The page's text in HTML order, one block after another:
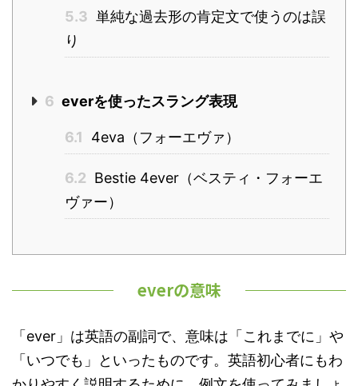
5.3 単純な過去形の肯定文で使うのは誤
り
6 everを使ったスラング表現
6.1 4eva（フォーエヴァ）
6.2 Bestie 4ever（ベスティ・フォーエ
ヴァー）
everの意味
「ever」は英語の副詞で、意味は「これまでに」や
「いつでも」といったものです。英語初心者にもわ